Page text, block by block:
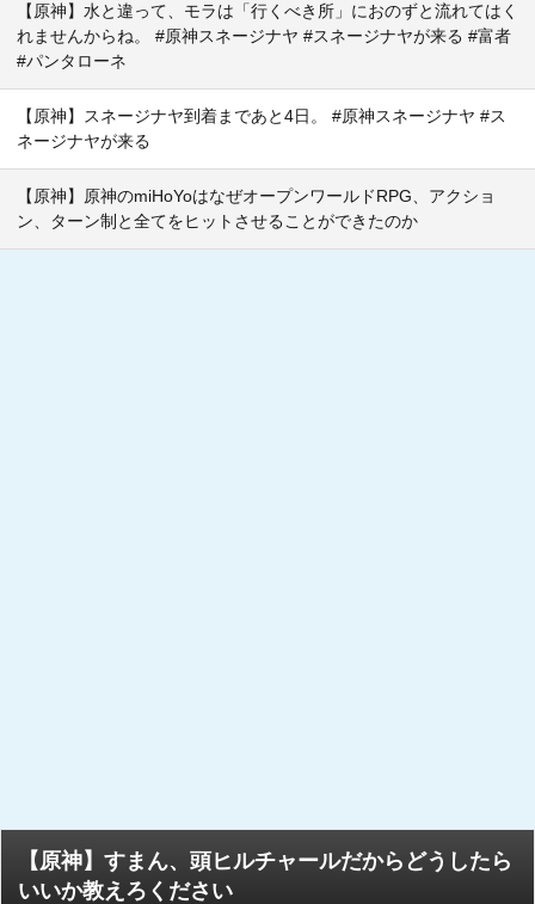
【原神】水と違って、モラは「行くべき所」におのずと流れてはく
れませんからね。 #原神スネージナヤ #スネージナヤが来る #富者
#パンタローネ
【原神】スネージナヤ到着まであと4日。 #原神スネージナヤ #ス
ネージナヤが来る
【原神】原神のmiHoYoはなぜオープンワールドRPG、アクショ
ン、ターン制と全てをヒットさせることができたのか
【原神】すまん、頭ヒルチャールだからどうしたら
いいか教えろください